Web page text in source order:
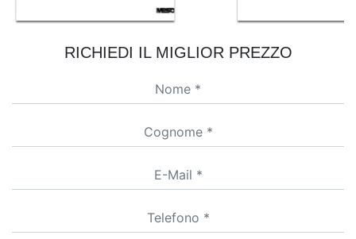
RICHIEDI IL MIGLIOR PREZZO